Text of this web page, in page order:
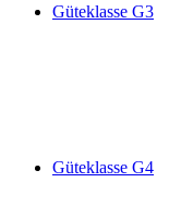
Güteklasse G3
Güteklasse G4